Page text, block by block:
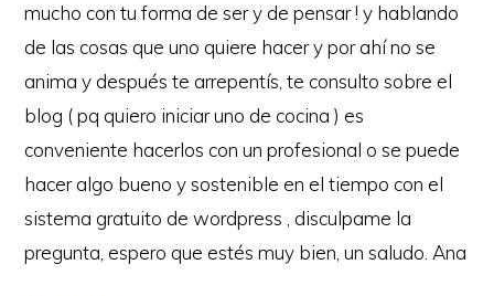
mucho con tu forma de ser y de pensar ! y hablando
de las cosas que uno quiere hacer y por ahí no se
anima y después te arrepentís, te consulto sobre el
blog ( pq quiero iniciar uno de cocina ) es
conveniente hacerlos con un profesional o se puede
hacer algo bueno y sostenible en el tiempo con el
sistema gratuito de wordpress , disculpame la
pregunta, espero que estés muy bien, un saludo. Ana